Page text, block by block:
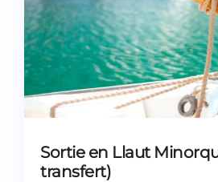
Sortie en Llaut
transfert)